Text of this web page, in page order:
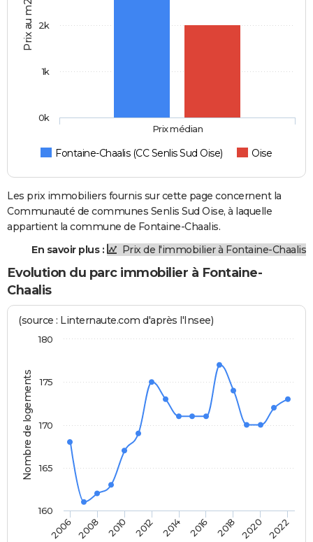
Prix au m2
Fontaine-Chaalis (CC Senlis Sud Oise) Oise
Prix médian
0k
1k
2k
Les prix immobiliers fournis sur cette page concernent la
Communauté de communes Senlis Sud Oise, à laquelle
appartient la commune de Fontaine-Chaalis.
En savoir plus :
Prix de l'immobilier à Fontaine-Chaalis
Evolution du parc immobilier à Fontaine-
Chaalis
Nombre de logements
(source : Linternaute.com d'après l'Insee)
2006 2008 2010 2012 2014 2016 2018 2020 2022
160
165
170
175
180